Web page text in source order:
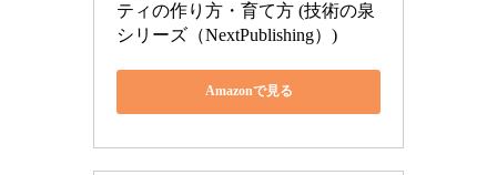
ティの作り方・育て方 (技術の泉
シリーズ（NextPublishing）)
Amazonで見る